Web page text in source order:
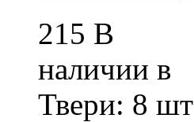
215 В
наличии в
Твери: 8 шт